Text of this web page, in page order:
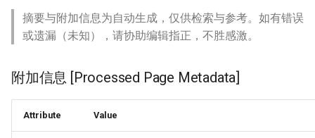
摘要与附加信息为自动生成，仅供检索与参考。如有错误
或遗漏（未知），请协助编辑指正，不胜感激。
附加信息 [Processed Page Metadata]
Attribute Value